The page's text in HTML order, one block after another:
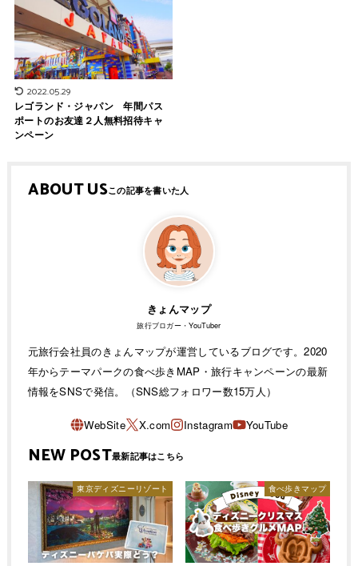
2022.05.29
レゴランド・ジャパン 年間パス
ポートのお友達２人無料招待キャ
ンペーン
ABOUT US
きょんマップ
旅行ブロガー・YouTuber
元旅行会社員のきょんマップが運営しているブログです。2020
年からテーマパークの食べ歩きMAP・旅行キャンペーンの最新
情報をSNSで発信。（SNS総フォロワー数15万人）
NEW POST
東京ディズニーリゾート 食べ歩きマップ